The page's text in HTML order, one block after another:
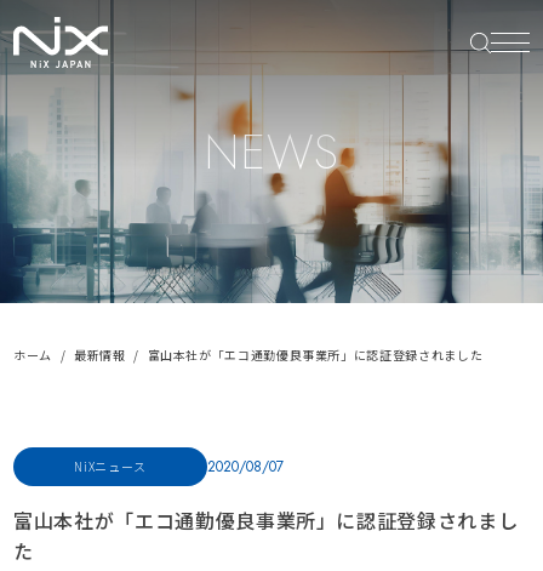
NEWS
ホーム 最新情報 富山本社が「エコ通勤優良事業所」に認証登録されました
NiXニュース 2020/08/07
富山本社が「エコ通勤優良事業所」に認証登録されまし
た